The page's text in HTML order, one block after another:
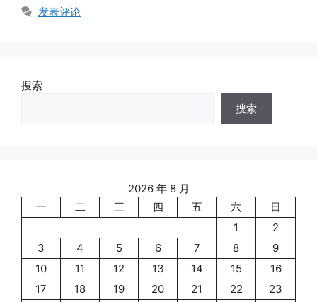
发表评论
搜索
搜索
2026 年 8 月
一
二 三 四 五 六
日
1
2
3
4 5 6 7 8
9
10
11 12 13 14 15
16
17
18 19 20 21 22
23